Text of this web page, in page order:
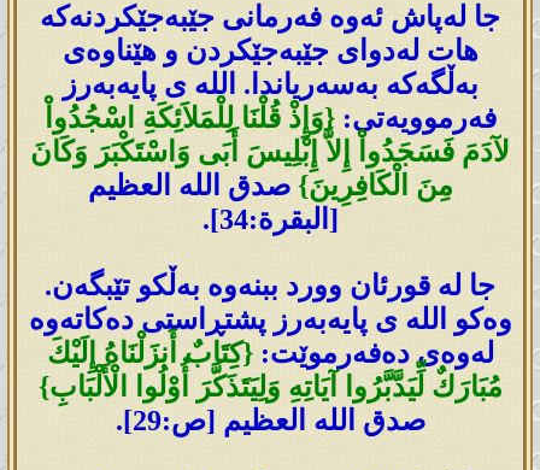
جا لەپاش ئەوە فەرمانی جێبەجێکردنەکە
ھات لەدوای جێبەجێکردن و ھێناوەی
بەڵگەکە بەسەریاندا. اللە ی پایەبەرز
فەرموویەتی:{وَإِذْ قُلْنَا لِلْمَلاَئِكَةِ اسْجُدُواْ
لآدَمَ فَسَجَدُواْ إِلاَّ إِبْلِيسَ أَبَى وَاسْتَكْبَرَ وَكَانَ
مِنَ الْكَافِرِينَ} صدق الله العظيم
[البقرة:34].
جا لە قورئان وورد ببنەوە بەڵکو تێبگەن.
وەکو اللە ی پایەبەرز پشتڕاستی دەکاتەوە
لەوەی دەفەرموێت:{كِتَابٌ أَنزَلْنَاهُ إِلَيْكَ
مُبَارَكٌ لِّيَدَّبَّرُوا آيَاتِهِ وَلِيَتَذَكَّرَ أُوْلُوا الْأَلْبَابِ}
صدق الله العظيم [ص:29].